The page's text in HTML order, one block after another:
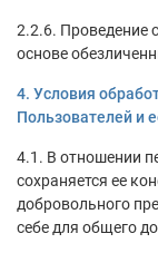
2.2.6. Проведение
основе
4. Условия
Пользователей и
4.1. В отношении
сохраняется ее
добровольного
себе для общего